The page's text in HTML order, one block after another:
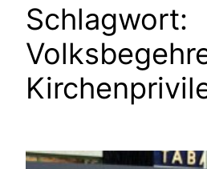
Schlagwort: